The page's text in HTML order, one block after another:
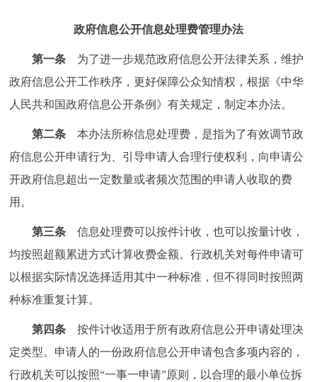
参与调查 在线访谈 图说互动
走进北京
北京概况 十六区概览 人文北京
多语种
DEUTSCH FRANÇAIS РУССКИЙ ЯЗЫК
ESPAÑOL
政府信息公开信息处理费管理办法
第一条 为了进一步规范政府信息公开法律关系，维护
政府信息公开工作秩序，更好保障公众知情权，根据《中华
人民共和国政府信息公开条例》有关规定，制定本办法。
第二条 本办法所称信息处理费，是指为了有效调节政
府信息公开申请行为、引导申请人合理行使权利，向申请公
开政府信息超出一定数量或者频次范围的申请人收取的费
用。
第三条 信息处理费可以按件计收，也可以按量计收，
均按照超额累进方式计算收费金额。行政机关对每件申请可
以根据实际情况选择适用其中一种标准，但不得同时按照两
种标准重复计算。
第四条 按件计收适用于所有政府信息公开申请处理决
定类型。申请人的一份政府信息公开申请包含多项内容的，
行政机关可以按照“一事一申请”原则，以合理的最小单位拆